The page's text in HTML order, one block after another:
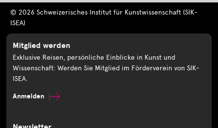
© 2026 Schweizerisches Institut für Kunstwissenschaft (SIK-
ISEA)
Mitglied werden
Exklusive Reisen, persönliche Einblicke in Kunst und
Wissenschaft: Werden Sie Mitglied im Förderverein von SIK-
ISEA.
Anmelden